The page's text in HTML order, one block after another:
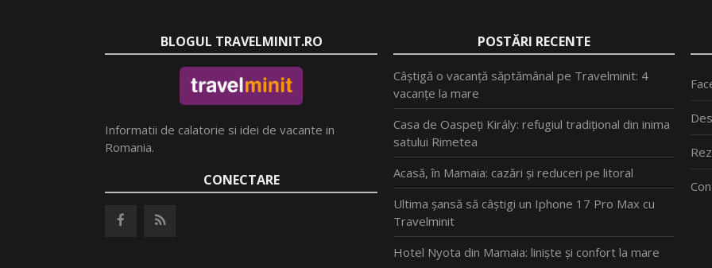
BLOGUL TRAVELMINIT.RO
Informatii de calatorie si idei de vacante in
Romania.
CONECTARE
POSTĂRI RECENTE
Câștigă o vacanță săptămânal pe Travelminit: 4
vacanțe la mare
Casa de Oaspeți Király: refugiul tradițional din inima
satului Rimetea
Acasă, în Mamaia: cazări și reduceri pe litoral
Ultima șansă să câștigi un Iphone 17 Pro Max cu
Travelminit
Hotel Nyota din Mamaia: liniște și confort la mare